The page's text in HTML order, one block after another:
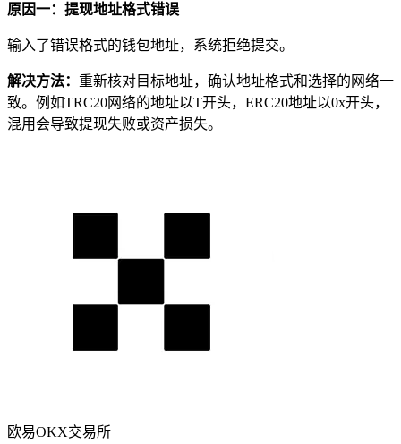
原因一：提现地址格式错误
输入了错误格式的钱包地址，系统拒绝提交。
解决方法： 重新核对目标地址，确认地址格式和选择的网络一
致。例如TRC20网络的地址以T开头，ERC20地址以0x开头，
混用会导致提现失败或资产损失。
欧易OKX交易所